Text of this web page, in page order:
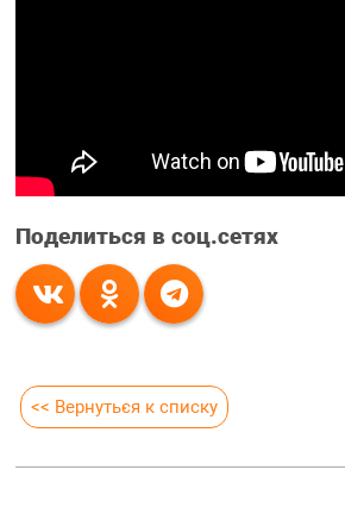
Поделиться в соц.сетях
<< Вернуться к списку